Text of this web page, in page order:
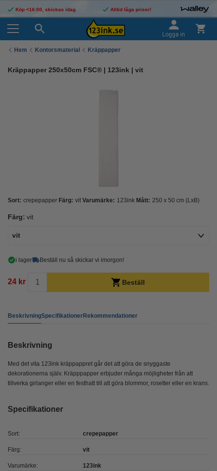
Köp <16:00, skickas idag Alltid låga priser!
Logga in
Hem Kontorsmaterial Kräppapper
Kräppapper 250x50cm FSC® | 123ink | vit
Sort: crepepapper Färg: vit Varumärke: 123ink Mått: 250 x 50 cm (LxB)
Färg: vit
vit
i lager Beställ nu så skickar vi imorgon!
24 kr Beställ
BeskrivningSpecifikationerRekommendationer
Beskrivning
Med det vita 123ink kräppappret går det att göra de snyggaste
dekorationerna själv. Kräpppapper erbjuder många möjligheter från att
tillverka girlanger eller en festhatt till att göra blommor, rosetter eller en krans.
Specifikationer
Sort: crepepapper
Färg: vit
Varumärke: 123ink